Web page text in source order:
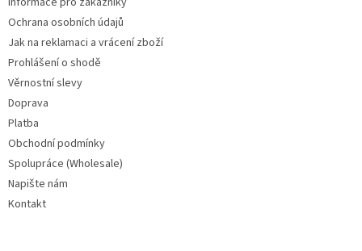
Ochrana osobních údajů
Jak na reklamaci a vrácení zboží
Prohlášení o shodě
Věrnostní slevy
Doprava
Platba
Obchodní podmínky
Spolupráce (Wholesale)
Napište nám
Kontakt